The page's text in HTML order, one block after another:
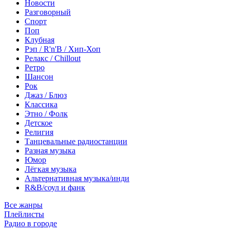
Новости
Разговорный
Спорт
Поп
Клубная
Рэп / R'n'B / Хип-Хоп
Релакс / Chillout
Ретро
Шансон
Рок
Джаз / Блюз
Классика
Этно / Фолк
Детское
Религия
Танцевальные радиостанции
Разная музыка
Юмор
Лёгкая музыка
Альтернативная музыка/инди
R&B/cоул и фанк
Все жанры
Плейлисты
Радио в городе